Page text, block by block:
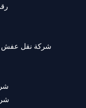
شركة نقل عفش بالرياض